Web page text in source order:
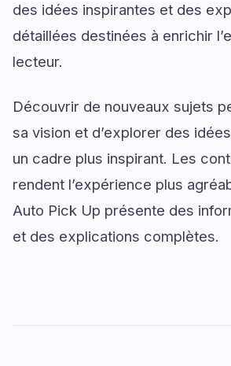
des idées inspirantes et des
détaillées destinées à enrichir
lecteur.
Découvrir de nouveaux sujets
sa vision et d’explorer des
un cadre plus inspirant. Les
rendent l’expérience plus
Auto Pick Up présente des
et des explications complètes.